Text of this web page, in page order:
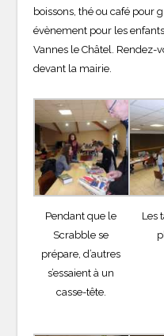
boissons, thé ou café pour
évènement pour les
Vannes le Châtel. Rendez-
devant la mairie.
Pendant que le
Scrabble se
prépare, d’autres
s’essaient à un
casse-tête.
Les